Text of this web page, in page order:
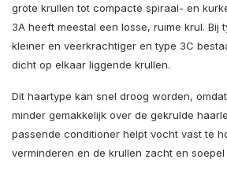
grote krullen tot compacte spiraal- en
3A heeft meestal een losse, ruime krul. Bij
kleiner en veerkrachtiger en type 3C
dicht op elkaar liggende krullen.
Dit haartype kan snel droog worden,
minder gemakkelijk over de gekrulde
passende conditioner helpt vocht vast te
verminderen en de krullen zacht en soepel